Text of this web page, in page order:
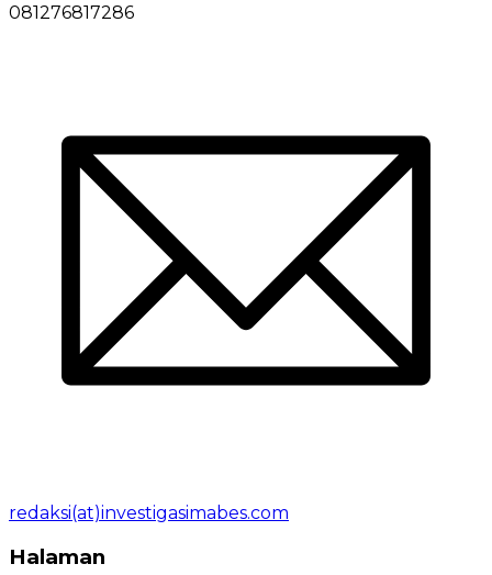
081276817286
redaksi(at)investigasimabes.com
Halaman